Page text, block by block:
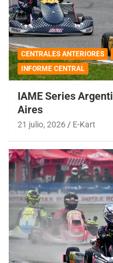
CENTRALES ANTERIORES
INFORME CENTRAL
IAME Series
Aires
21 julio, 2026 E-Kart